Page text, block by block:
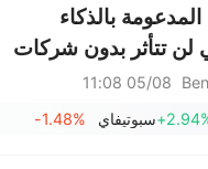
بالذكاء
لن تتأثر بدون شركات
- إليكم السبب
05/08 11:08
سبوتيفاي -1.48%